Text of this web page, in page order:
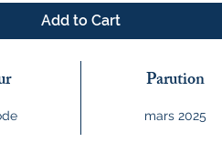
Add to Cart
Parution
mars 2025